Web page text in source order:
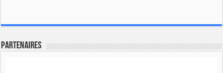
Partenaires